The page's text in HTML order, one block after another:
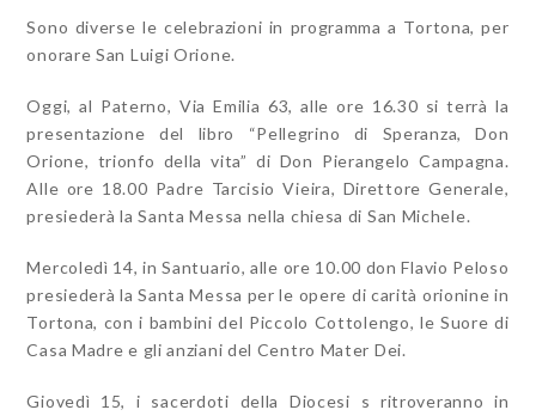
Sono diverse le celebrazioni in programma a Tortona, per
onorare San Luigi Orione.
Oggi, al Paterno, Via Emilia 63, alle ore 16.30 si terrà la
presentazione del libro “Pellegrino di Speranza, Don
Orione, trionfo della vita” di Don Pierangelo Campagna.
Alle ore 18.00 Padre Tarcisio Vieira, Direttore Generale,
presiederà la Santa Messa nella chiesa di San Michele.
Mercoledì 14, in Santuario, alle ore 10.00 don Flavio Peloso
presiederà la Santa Messa per le opere di carità orionine in
Tortona, con i bambini del Piccolo Cottolengo, le Suore di
Casa Madre e gli anziani del Centro Mater Dei.
Giovedì 15, i sacerdoti della Diocesi s ritroveranno in